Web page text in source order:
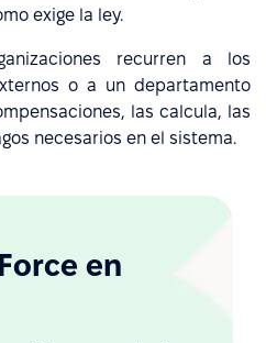
exige la ley.
recurren a los
o a un departamento
las calcula, las
necesarios en el sistema.
en